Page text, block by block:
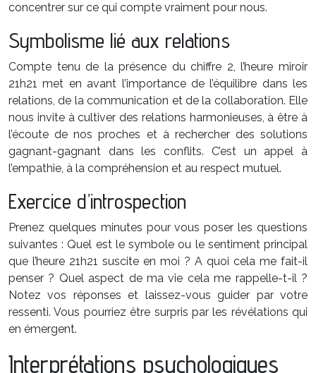
concentrer sur ce qui compte vraiment pour nous.
Symbolisme lié aux relations
Compte tenu de la présence du chiffre 2, l’heure miroir
21h21 met en avant l’importance de l’équilibre dans les
relations, de la communication et de la collaboration. Elle
nous invite à cultiver des relations harmonieuses, à être à
l’écoute de nos proches et à rechercher des solutions
gagnant-gagnant dans les conflits. C’est un appel à
l’empathie, à la compréhension et au respect mutuel.
Exercice d’introspection
Prenez quelques minutes pour vous poser les questions
suivantes : Quel est le symbole ou le sentiment principal
que l’heure 21h21 suscite en moi ? A quoi cela me fait-il
penser ? Quel aspect de ma vie cela me rappelle-t-il ?
Notez vos réponses et laissez-vous guider par votre
ressenti. Vous pourriez être surpris par les révélations qui
en émergent.
Interprétations psychologiques